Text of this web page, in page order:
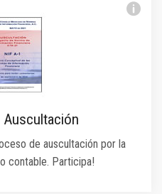
Auscultación
de auscultación por la
contable. Participa!